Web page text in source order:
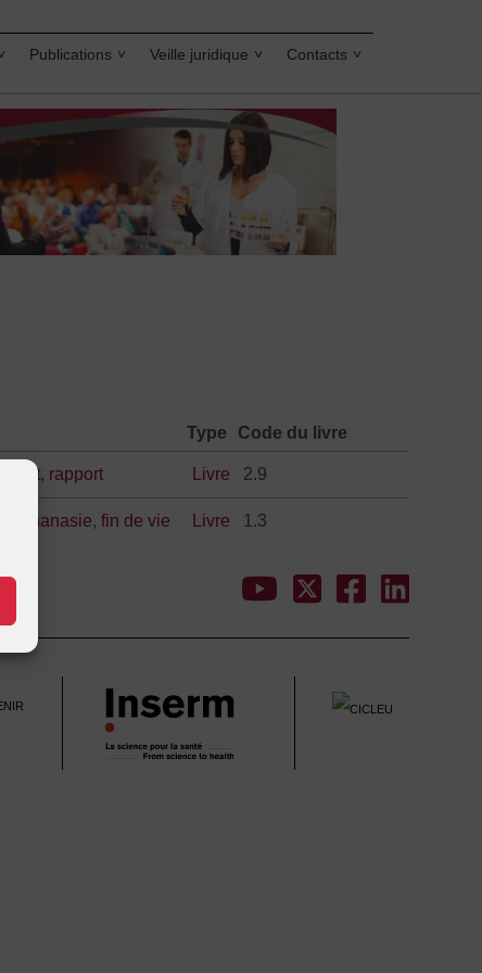
Publications Veille juridique Contacts
Type Code du livre
droit, rapport Livre 2.9
euthanasie,fin de vie Livre 1.3